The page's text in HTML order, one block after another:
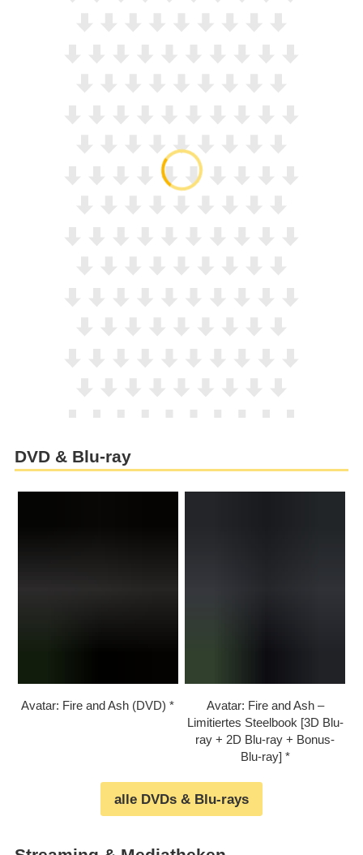
DVD & Blu-ray
Avatar: Fire and Ash (DVD)
Avatar: Fire and Ash –
Limitiertes Steelbook [3D Blu-
ray + 2D Blu-ray + Bonus-
Blu-ray]
alle DVDs & Blu-rays